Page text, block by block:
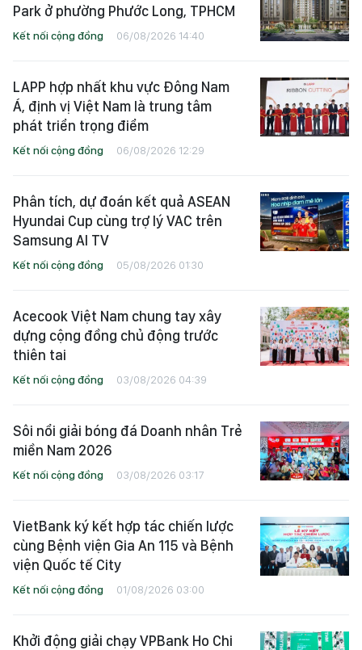
Park ở phường Phước Long, TPHCM
Kết nối cộng đồng 06/08/2026 14:40
LAPP hợp nhất khu vực Đông Nam
Á, định vị Việt Nam là trung tâm
phát triển trọng điểm
Kết nối cộng đồng 06/08/2026 12:29
Phân tích, dự đoán kết quả ASEAN
Hyundai Cup cùng trợ lý VAC trên
Samsung AI TV
Kết nối cộng đồng 05/08/2026 01:30
Acecook Việt Nam chung tay xây
dựng cộng đồng chủ động trước
thiên tai
Kết nối cộng đồng 03/08/2026 04:39
Sôi nổi giải bóng đá Doanh nhân Trẻ
miền Nam 2026
Kết nối cộng đồng 03/08/2026 03:17
VietBank ký kết hợp tác chiến lược
cùng Bệnh viện Gia An 115 và Bệnh
viện Quốc tế City
Kết nối cộng đồng 01/08/2026 03:00
Khởi động giải chạy VPBank Ho Chi